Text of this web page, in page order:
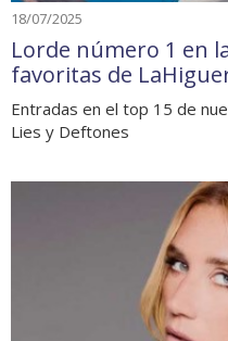
18/07/2025
Lorde número 1 en
favoritas de
Entradas en el top 15 de
Lies y Deftones